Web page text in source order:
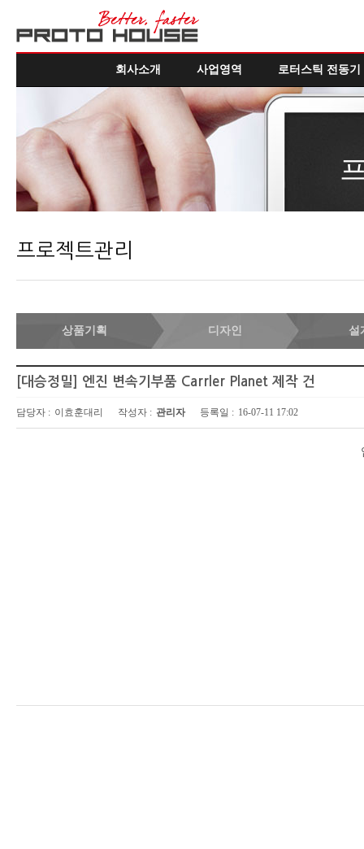
회사소개 사업영역 로터스틱 전동기
프로젝트관리
상품기획 디자인 설
[대승정밀] 엔진 변속기부품 Carrler Planet 제작 건
담당자 : 이효훈대리 작성자 : 관리자 등록일 : 16-07-11 17:02